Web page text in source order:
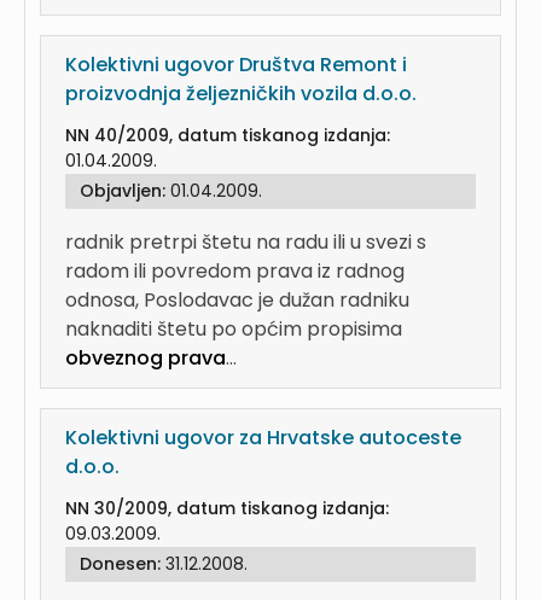
Kolektivni ugovor Društva Remont i
proizvodnja željezničkih vozila d.o.o.
NN 40/2009, datum tiskanog izdanja:
01.04.2009.
Objavljen: 01.04.2009.
radnik pretrpi štetu na radu ili u svezi s
radom ili povredom prava iz radnog
odnosa, Poslodavac je dužan radniku
naknaditi štetu po općim propisima
obveznog prava...
Kolektivni ugovor za Hrvatske autoceste
d.o.o.
NN 30/2009, datum tiskanog izdanja:
09.03.2009.
Donesen: 31.12.2008.